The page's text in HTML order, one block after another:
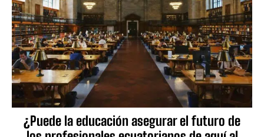
¿Puede la educación asegurar el futuro de